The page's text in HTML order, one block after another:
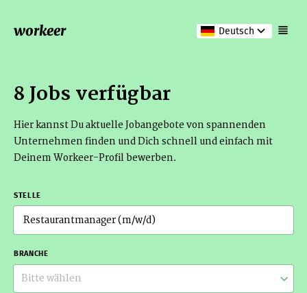
workeer Deutsch
8 Jobs verfügbar
Hier kannst Du aktuelle Jobangebote von spannenden
Unternehmen finden und Dich schnell und einfach mit
Deinem Workeer-Profil bewerben.
STELLE
BRANCHE
Bitte wählen